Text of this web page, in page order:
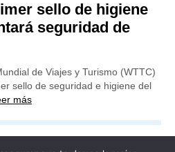
sello de higiene
seguridad de
de Viajes y Turismo (WTTC)
sello de seguridad e higiene del
más